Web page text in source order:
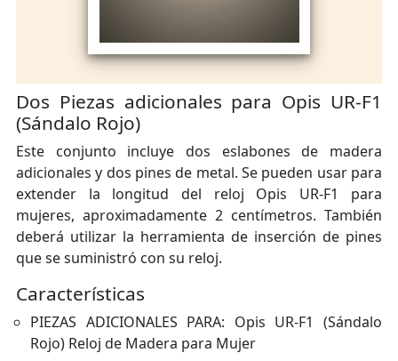
Dos Piezas adicionales para Opis UR-F1
(Sándalo Rojo)
Este conjunto incluye dos eslabones de madera
adicionales y dos pines de metal. Se pueden usar para
extender la longitud del reloj Opis UR-F1 para
mujeres, aproximadamente 2 centímetros. También
deberá utilizar la herramienta de inserción de pines
que se suministró con su reloj.
Características
PIEZAS ADICIONALES PARA: Opis UR-F1 (Sándalo
Rojo) Reloj de Madera para Mujer